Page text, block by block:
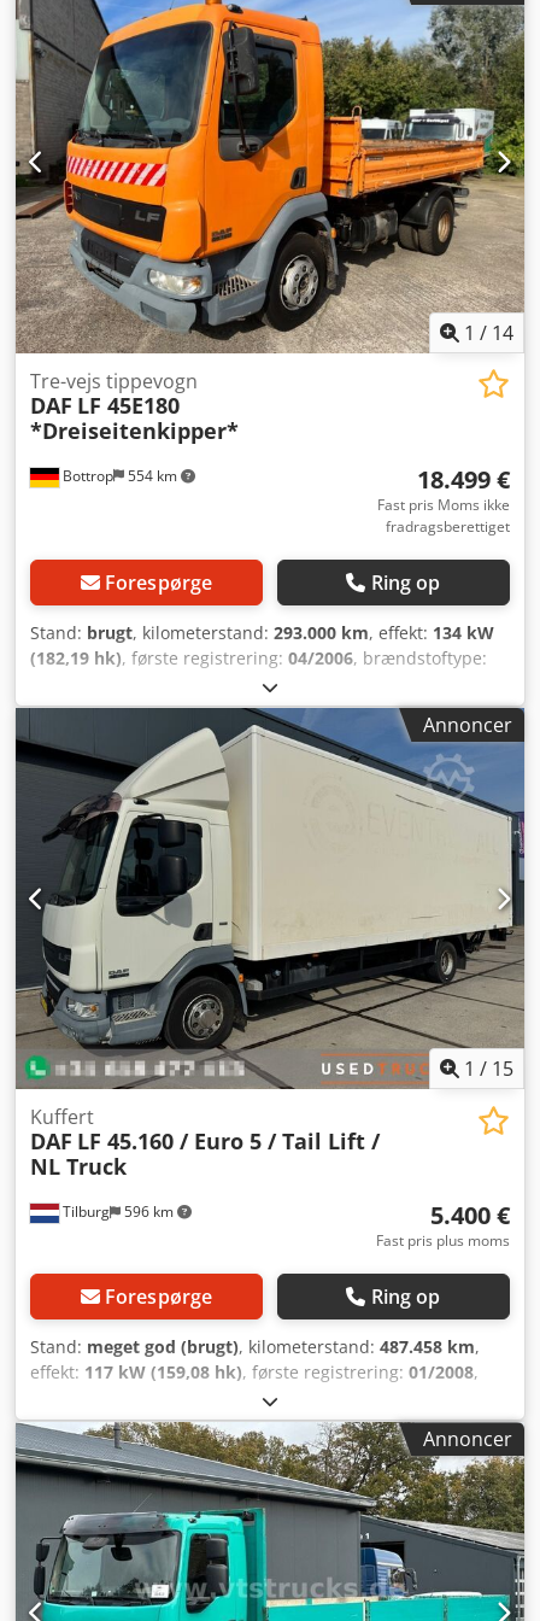
Euro 3
, affjedring:stål, antal sæder:
, samlet længde:
2.550 mm, samlet bredde: 3.850 mm, længde af lastrum:
7.100 mm, læsningsbredde:2.500 mm, lastepladshøjde:
2.800 mm, forhjulsdækstørrelse: 215/75R17.5 126/124M,
bagdækseldimension: 215/75R17.5 126/124M, Udstyr:ABS,
bagklap med lift, servostyring, Køretøjets placering:
Bovenden, DK. Hus, radio, 5-trins gear, ABS
(antiblokeringssystem), bladfjedring, presenning og bøjler,
servostyring, læssebagsmæk i aluminium, stående,
miljømærke gul. Udstyret med læssebagsmæk Hubfix 1000
K 700. Oplysninger om tilbehør uden garanti, ændringer,
mellemsalg og fejl forbeholdes! Dcsdpfxsvhhr Se Aqvjk
1 / 14
Bottrop 554 km
Tre-vejs tippevogn
DAF LF 45E180
*Dreiseitenkipper*
18.499 €
Fast pris Moms ikke
fradragsberettiget
Forespørge Ring op
Stand: brugt, kilometerstand: 293.000 km, effekt: 134 kW
(182,19 hk), første registrering: 04/2006, brændstoftype:
7.490 kg, farve:
mekanisk, antal sæder:3, Udstyr:ABS, centrallås,
elektronisk stabilitetsprogram (ESP), Hej! Vi glæder os til
at byde dig velkommen hos os. Hermed tilbyder vi dig
dette køretøj med følgende udstyr: Venligst sørg for at
oplyse dit telefonnummer i din besked! * Trevejstipvogn *
Dæk ca. 60% * Syn og emissionstest ny * 293.000 km *
Ladevogn i god stand * Meiller-opbygning *
Dobbeltmonterede baghjul Vores tjenester: Dcedpjr
Ahkcofx Aqvok - Nyt syn + emissionskontrol -
Landsdækkende levering i Tyskland - Prøvekørsel til enhver
tid mulig - Attraktive finansieringsmuligheder - Bytte af
køretøjer Åbningstider også efter aftale om søndagen
Annoncer
1 / 15
Tilburg 596 km
Kuffert
DAF LF 45.160 / Euro 5 / Tail Lift /
NL Truck
5.400 €
Fast pris plus moms
Forespørge Ring op
Stand: meget god (brugt), kilometerstand: 487.458 km,
effekt: 117 kW (159,08 hk), første registrering: 01/2008,
, akslekonfiguration:
akselafstand:5.000 mm, brændstof:diesel, farve:anden,
førerhus:dagkabine, geartype:automatisk,
emissionsklasse:Euro 5, affjedring:stål-luft, samlet
længde:
9.050 mm, samlet bredde:2.550 mm, tilladt
akselbelastning (aksel 1):4.480 kg
, tilladt akselbelastning
(aksel 2):8.480 kg , Produktionsår: , Udstyr:
ABS,
bagklap med lift, elektrisk rudehejs, fartpilot, tågelygter
= Yderligere muligheder og udstyr = - (Tag-)spoiler -
Annoncer